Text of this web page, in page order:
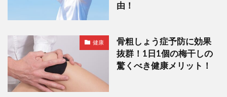
由！
健康
骨粗しょう症予防に効果
抜群！1日1個の梅干しの
驚くべき健康メリット！